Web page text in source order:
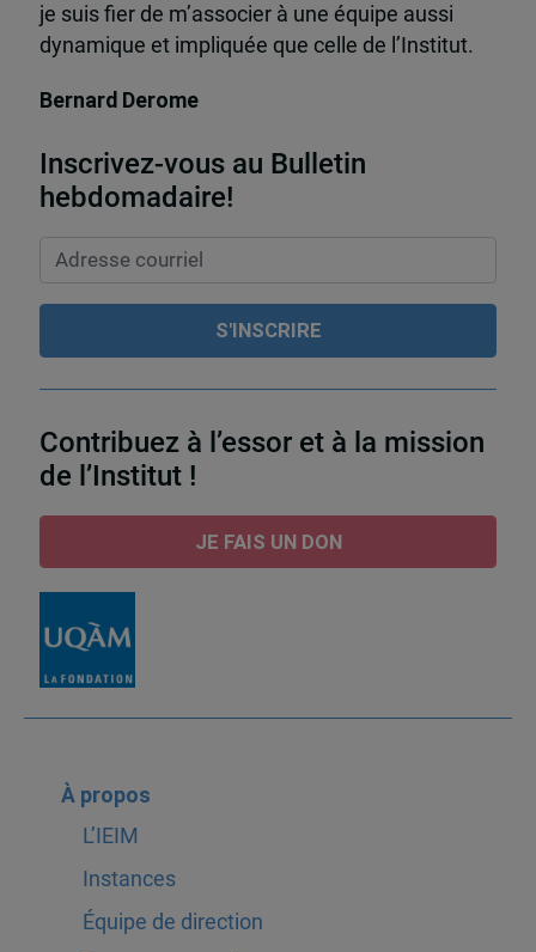
je suis fier de m’associer à une équipe aussi
dynamique et impliquée que celle de l’Institut.
Bernard Derome
Inscrivez-vous au Bulletin
hebdomadaire!
Contribuez à l’essor et à la mission
de l’Institut !
JE FAIS UN DON
À propos
L’IEIM
Instances
Équipe de direction